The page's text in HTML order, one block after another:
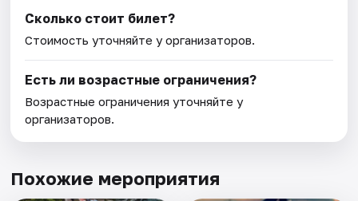
Сколько стоит билет?
Стоимость уточняйте у организаторов.
Есть ли возрастные ограничения?
Возрастные ограничения уточняйте у
организаторов.
Похожие мероприятия